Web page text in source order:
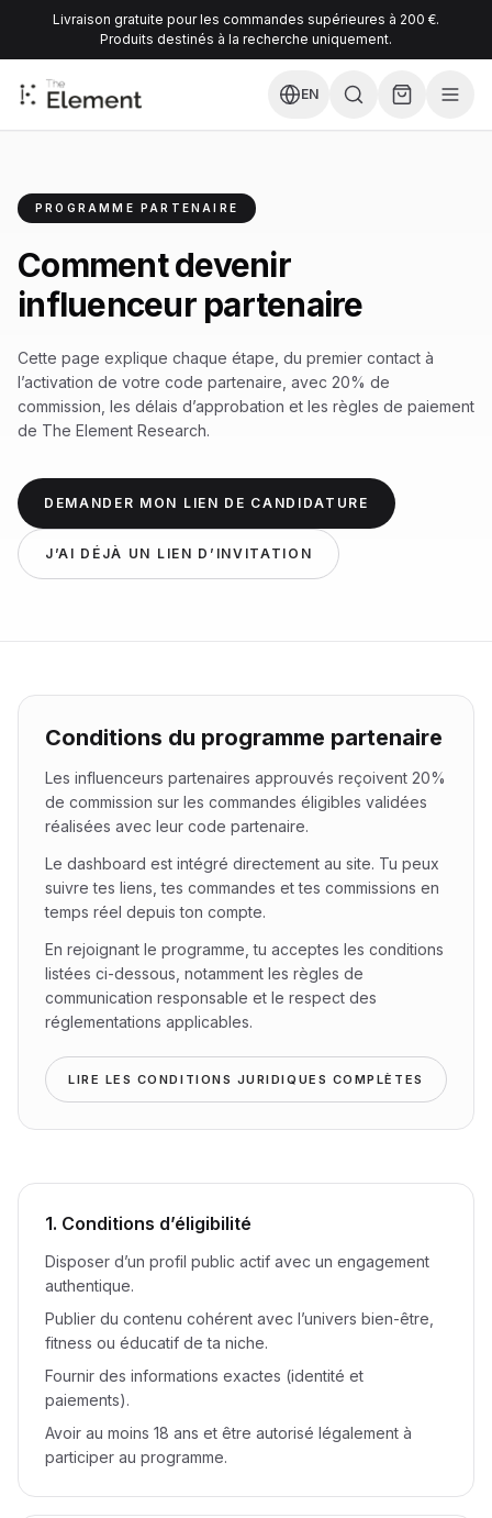
Livraison gratuite pour les commandes supérieures à 200 €.
Produits destinés à la recherche uniquement.
EN
PROGRAMME PARTENAIRE
Comment devenir
influenceur partenaire
Cette page explique chaque étape, du premier contact à
l’activation de votre code partenaire, avec 20% de
commission, les délais d’approbation et les règles de paiement
de The Element Research.
DEMANDER MON LIEN DE CANDIDATURE
J’AI DÉJÀ UN LIEN D’INVITATION
Conditions du programme partenaire
Les influenceurs partenaires approuvés reçoivent 20%
de commission sur les commandes éligibles validées
réalisées avec leur code partenaire.
Le dashboard est intégré directement au site. Tu peux
suivre tes liens, tes commandes et tes commissions en
temps réel depuis ton compte.
En rejoignant le programme, tu acceptes les conditions
listées ci-dessous, notamment les règles de
communication responsable et le respect des
réglementations applicables.
LIRE LES CONDITIONS JURIDIQUES COMPLÈTES
1. Conditions d’éligibilité
Disposer d’un profil public actif avec un engagement
authentique.
Publier du contenu cohérent avec l’univers bien-être,
fitness ou éducatif de ta niche.
Fournir des informations exactes (identité et
paiements).
Avoir au moins 18 ans et être autorisé légalement à
participer au programme.